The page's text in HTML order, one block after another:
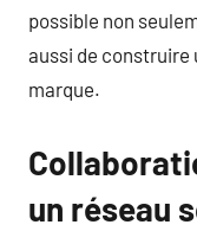
possible non
aussi de construire
marque.
un réseau